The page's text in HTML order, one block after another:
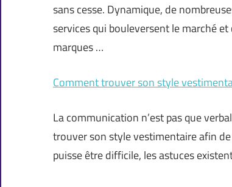
sans cesse. Dynamique, de
services qui bouleversent le marché
marques …
Comment trouver son style
La communication n’est pas que
trouver son style vestimentaire afin
puisse être difficile, les astuces